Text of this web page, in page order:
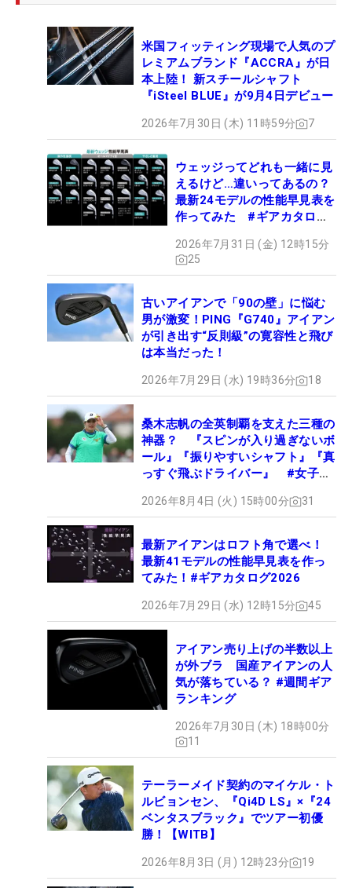
米国フィッティング現場で人気のプ
レミアムブランド『ACCRA』が日
本上陸！ 新スチールシャフト
『iSteel BLUE』が9月4日デビュー
2026年7月30日 (木) 11時59分 7
ウェッジってどれも一緒に見
えるけど…違いってあるの？
最新24モデルの性能早見表を
作ってみた #ギアカタログ
2026年7月31日 (金) 12時15分
25
古いアイアンで「90の壁」に悩む
男が激変！PING『G740』アイアン
が引き出す“反則級”の寛容性と飛び
は本当だった！
2026年7月29日 (水) 19時36分 18
桑木志帆の全英制覇を支えた三種の
神器？ 『スピンが入り過ぎないボ
ール』『振りやすいシャフト』『真
っすぐ飛ぶドライバー』 #女子プ
2026年8月4日 (火) 15時00分 31
最新アイアンはロフト角で選べ！
最新41モデルの性能早見表を作っ
てみた！#ギアカタログ2026
2026年7月29日 (水) 12時15分 45
アイアン売り上げの半数以上
が外ブラ 国産アイアンの人
気が落ちている？ #週間ギア
ランキング
2026年7月30日 (木) 18時00分
11
テーラーメイド契約のマイケル・ト
ルビョンセン、『Qi4D LS』×『24
ベンタスブラック』でツアー初優
勝！【WITB】
2026年8月3日 (月) 12時23分 19